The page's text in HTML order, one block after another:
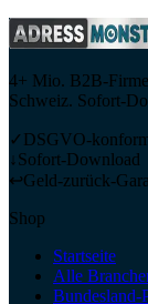
4+ Mio. B2B-
Schweiz. Sofort-
✓ DSGVO-
↓Sofort-Download
↩Geld-zurück-
Shop
Startseite
Alle
Bundesland-